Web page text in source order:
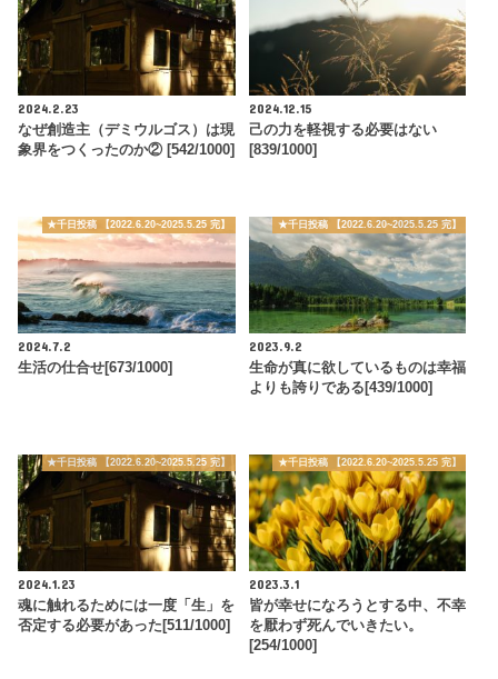
2024.2.23
なぜ創造主（デミウルゴス）は現
象界をつくったのか② [542/1000]
2024.12.15
己の力を軽視する必要はない
[839/1000]
★千日投稿 【2022.6.20~2025.5.25 完】
2024.7.2
生活の仕合せ[673/1000]
★千日投稿 【2022.6.20~2025.5.25 完】
2023.9.2
生命が真に欲しているものは幸福
よりも誇りである[439/1000]
★千日投稿 【2022.6.20~2025.5.25 完】
2024.1.23
魂に触れるためには一度「生」を
否定する必要があった[511/1000]
★千日投稿 【2022.6.20~2025.5.25 完】
2023.3.1
皆が幸せになろうとする中、不幸
を厭わず死んでいきたい。
[254/1000]